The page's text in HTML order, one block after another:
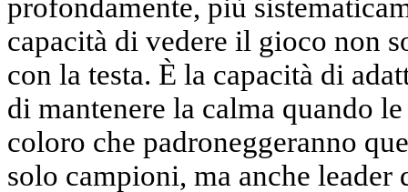
profondamente, più
capacità di vedere il gioco non
con la testa. È la capacità di
di mantenere la calma quando
coloro che padroneggeranno
solo campioni, ma anche